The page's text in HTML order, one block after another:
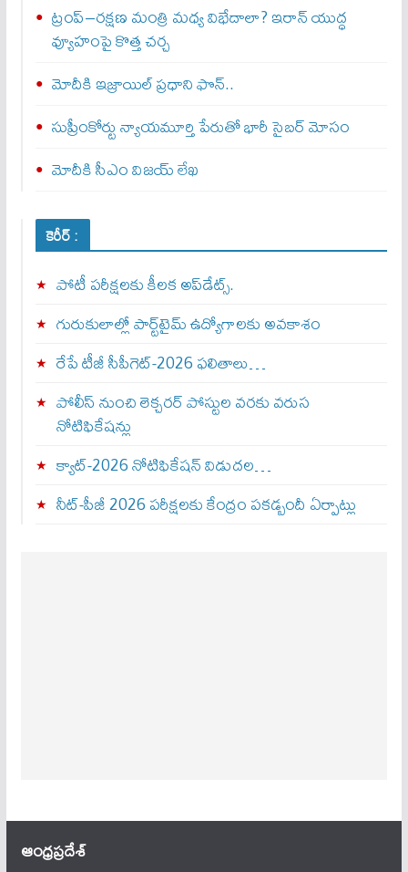
ట్రంప్–రక్షణ మంత్రి మధ్య విభేదాలా? ఇరాన్ యుద్ధ
వ్యూహంపై కొత్త చర్చ
మోదీకి ఇజ్రాయిల్ ప్ర‌ధాని ఫొన్..
సుప్రీంకోర్టు న్యాయమూర్తి పేరుతో భారీ సైబర్ మోసం
మోదీకి సీఎం విజయ్ లేఖ
కెరీర్ :
పోటీ పరీక్షలకు కీలక అప్‌డేట్స్.
గురుకులాల్లో పార్ట్‌టైమ్ ఉద్యోగాలకు అవకాశం
రేపే టీజీ సీపీగెట్‌-2026 ఫలితాలు…
పోలీస్ నుంచి లెక్చరర్ పోస్టుల వరకు వరుస
నోటిఫికేషన్లు
క్యాట్-2026 నోటిఫికేషన్ విడుదల…
నీట్-పీజీ 2026 పరీక్షలకు కేంద్రం పకడ్బందీ ఏర్పాట్లు
ఆంధ్ర‌ప్ర‌దేశ్